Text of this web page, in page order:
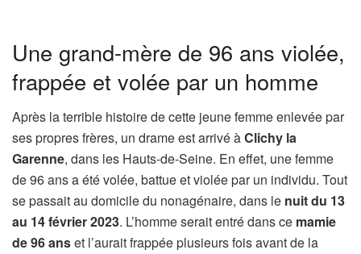
Une grand-mère de 96 ans violée,
frappée et volée par un homme
Après la terrible histoire de cette jeune femme enlevée par
ses propres frères, un drame est arrivé àClichy la
Garenne, dans les Hauts-de-Seine. En effet, une femme
de 96 ans a été volée, battue et violée par un individu. Tout
se passait au domicile du nonagénaire, dans le nuit du 13
au 14 février 2023. L’homme serait entré dans ce mamie
de 96 anset l’aurait frappée plusieurs fois avant de la